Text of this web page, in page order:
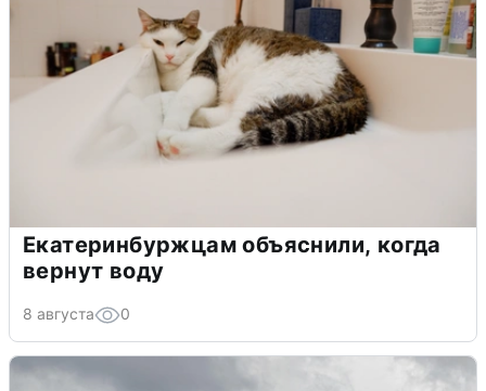
Екатеринбуржцам объяснили, когда
вернут воду
8 августа 0